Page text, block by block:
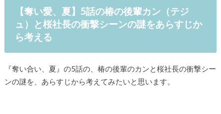
【奪い愛、夏】5話の椿の後輩カン（テジ
ュ）と桜社長の衝撃シーンの謎をあらすじか
ら考える
『奪い合い、夏』の5話の、椿の後輩のカンと桜社長の衝撃シー
ンの謎を、あらすじから考えてみたいと思います。